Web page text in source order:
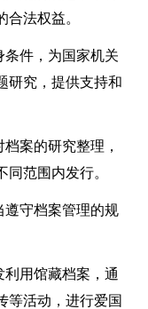
法权益。
件，为国家机关
研究，提供支持和
案的研究整理，
范围内发行。
遵守档案管理的规
用馆藏档案，通
等活动，进行爱国